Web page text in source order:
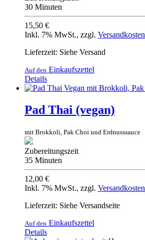
30 Minuten
15,50 €
Inkl. 7% MwSt., zzgl. Versandkosten
Lieferzeit: Siehe Versand
Auf den Einkaufszettel
Details
Pad Thai (vegan)
mit Brokkoli, Pak Choi und Erdnusssauce
Zubereitungszeit
35 Minuten
12,00 €
Inkl. 7% MwSt., zzgl. Versandkosten
Lieferzeit: Siehe Versandseite
Auf den Einkaufszettel
Details